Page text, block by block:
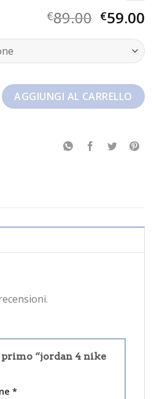
€89.00 €59.00
quantità
AGGIUNGI AL CARRELLO
primo “jordan 4 nike
*